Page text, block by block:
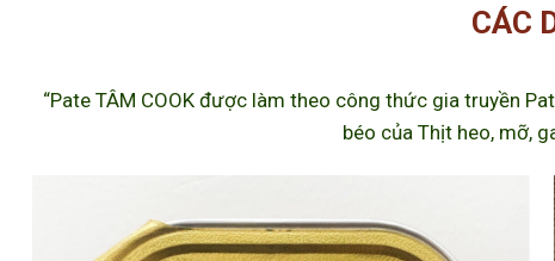
CÁC
“Pate TÂM COOK được làm theo công thức gia truyền
béo của Thịt heo, mỡ,